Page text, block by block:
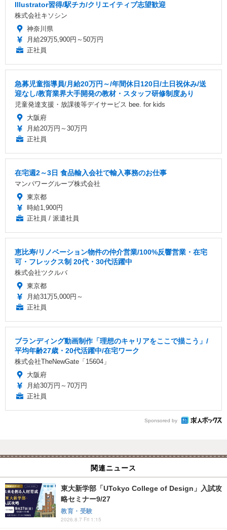
Illustrator習得/駅チカ/クリエイティブ志望歓迎
株式会社キソシン
神奈川県
月給29万5,900円～50万円
正社員
急募児童指導員/月給20万円～/年間休日120日/土日祝休み/送
迎なし/教育業界大手開発の教材・スタッフ研修制度あり
児童発達支援・放課後等デイサービス bee. for kids
大阪府
月給20万円～30万円
正社員
在宅週2～3日 食品輸入会社で輸入事務のお仕事
マンパワーグループ株式会社
東京都
時給1,900円
正社員 / 派遣社員
恵比寿/リノベーション物件の仲介営業/100%反響営業・在宅
可・フレックス制 20代・30代活躍中
株式会社ツクルバ
東京都
月給31万5,000円～
正社員
ブランディング動画制作「理想のキャリアをここで描こう」/
平均年齢27歳・20代活躍中/在宅ワーク
株式会社TheNewGate「15604」
大阪府
月給30万円～70万円
正社員
Sponsored by
関連ニュース
東大新学部「UTokyo College of Design」入試攻
略セミナー9/27
教育・受験
2026.8.7 Fri 1:15